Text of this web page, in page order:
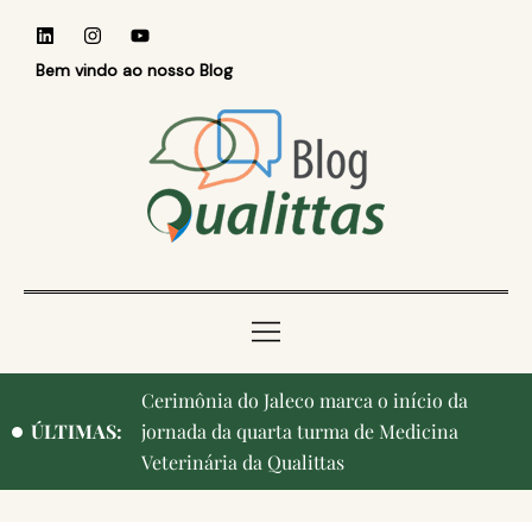
Bem vindo ao nosso Blog
ÚLTIMAS:
Qualittas, Portas Abertas! e aniversário de
Campinas, cidade onde nasceu a instituição,
ganham destaque na imprensa